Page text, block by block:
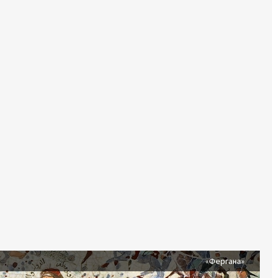
«Фергана»